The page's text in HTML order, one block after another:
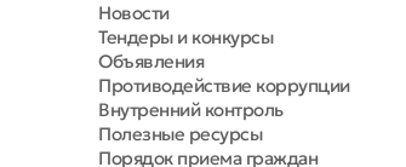
Новости
Тендеры и конкурсы
Объявления
Противодействие коррупции
Внутренний контроль
Полезные ресурсы
Порядок приема граждан